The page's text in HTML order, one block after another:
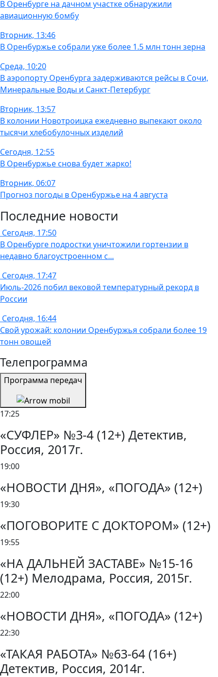
В Оренбурге на дачном участке обнаружили
авиационную бомбу
Вторник, 13:46
В Оренбуржье собрали уже более 1.5 млн тонн зерна
Среда, 10:20
В аэропорту Оренбурга задерживаются рейсы в Сочи,
Минеральные Воды и Санкт-Петербург
Вторник, 13:57
В колонии Новотроицка ежедневно выпекают около
тысячи хлебобулочных изделий
Сегодня, 12:55
В Оренбуржье снова будет жарко!
Вторник, 06:07
Прогноз погоды в Оренбуржье на 4 августа
Последние новости
Сегодня, 17:50
В Оренбурге подростки уничтожили гортензии в
недавно благоустроенном с...
Сегодня, 17:47
Июль-2026 побил вековой температурный рекорд в
России
Сегодня, 16:44
Свой урожай: колонии Оренбуржья собрали более 19
тонн овощей
Телепрограмма
Программа передач
17:25
«СУФЛЕР» №3-4 (12+) Детектив,
Россия, 2017г.
19:00
«НОВОСТИ ДНЯ», «ПОГОДА» (12+)
19:30
«ПОГОВОРИТЕ С ДОКТОРОМ» (12+)
19:55
«НА ДАЛЬНЕЙ ЗАСТАВЕ» №15-16
(12+) Мелодрама, Россия, 2015г.
22:00
«НОВОСТИ ДНЯ», «ПОГОДА» (12+)
22:30
«ТАКАЯ РАБОТА» №63-64 (16+)
Детектив, Россия, 2014г.